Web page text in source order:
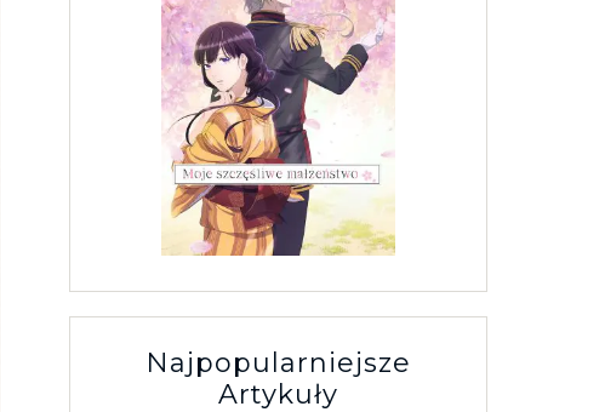
Najpopularniejsze
Artykuły